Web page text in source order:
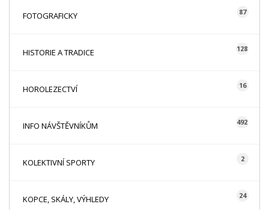
FOTOGRAFICKY 87
HISTORIE A TRADICE 128
HOROLEZECTVÍ 16
INFO NÁVŠTĚVNÍKŮM 492
KOLEKTIVNÍ SPORTY 2
KOPCE, SKÁLY, VÝHLEDY 24